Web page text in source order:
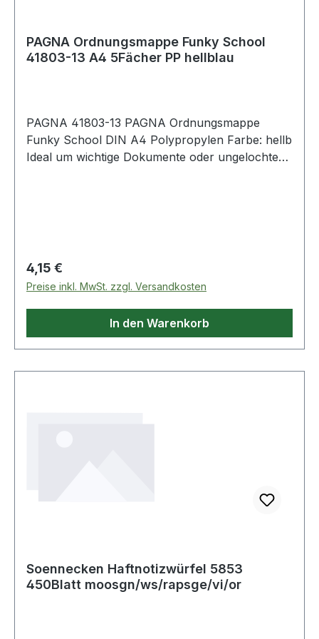
PAGNA Ordnungsmappe Funky School
41803-13 A4 5Fächer PP hellblau
PAGNA 41803-13 PAGNA Ordnungsmappe
Funky School DIN A4 Polypropylen Farbe: hellb
Ideal um wichtige Dokumente oder ungelochte
Regulärer Preis:
4,15 €
Preise inkl. MwSt. zzgl. Versandkosten
In den Warenkorb
Soennecken Haftnotizwürfel 5853
450Blatt moosgn/ws/rapsge/vi/or